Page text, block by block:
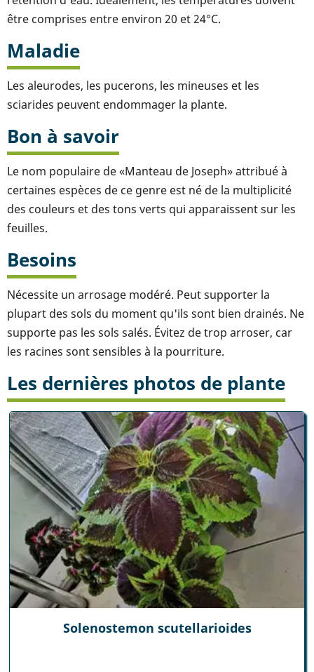
être comprises entre environ 20 et 24°C.
Maladie
Les aleurodes, les pucerons, les mineuses et les
sciarides peuvent endommager la plante.
Bon à savoir
Le nom populaire de «Manteau de Joseph» attribué à
certaines espèces de ce genre est né de la multiplicité
des couleurs et des tons verts qui apparaissent sur les
feuilles.
Besoins
Nécessite un arrosage modéré. Peut supporter la
plupart des sols du moment qu'ils sont bien drainés. Ne
supporte pas les sols salés. Évitez de trop arroser, car
les racines sont sensibles à la pourriture.
Les dernières photos de plante
Solenostemon scutellarioides